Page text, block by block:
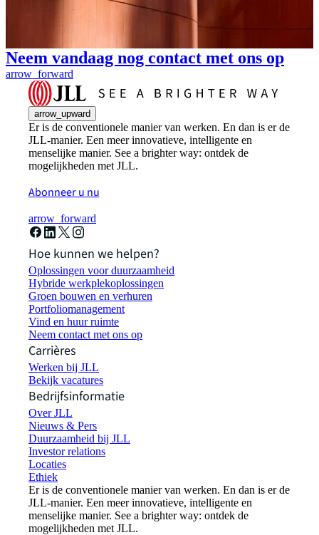
Neem vandaag nog contact met ons op
arrow_forward
arrow_upward
Er is de conventionele manier van werken. En dan is er de
JLL-manier. Een meer innovatieve, intelligente en
menselijke manier. See a brighter way: ontdek de
mogelijkheden met JLL.
Abonneer u nu
arrow_forward
Hoe kunnen we helpen?
Oplossingen voor duurzaamheid
Hybride werkplekoplossingen
Groen bouwen en verhuren
Portfoliomanagement
Vind en huur ruimte
Neem contact met ons op
Carrières
Werken bij JLL
Bekijk vacatures
Bedrijfsinformatie
Over JLL
Nieuws & Pers
Duurzaamheid bij JLL
Investor relations
Locaties
Ethiek
Er is de conventionele manier van werken. En dan is er de
JLL-manier. Een meer innovatieve, intelligente en
menselijke manier. See a brighter way: ontdek de
mogelijkheden met JLL.